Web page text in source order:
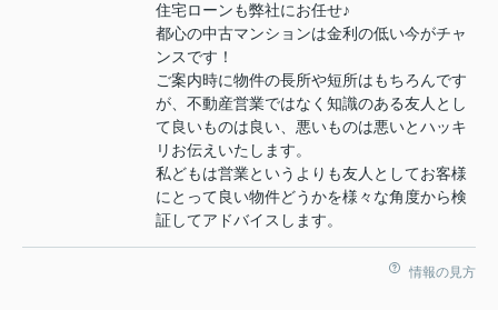
住宅ローンも弊社にお任せ♪
都心の中古マンションは金利の低い今がチャ
ンスです！
ご案内時に物件の長所や短所はもちろんです
が、不動産営業ではなく知識のある友人とし
て良いものは良い、悪いものは悪いとハッキ
リお伝えいたします。
私どもは営業というよりも友人としてお客様
にとって良い物件どうかを様々な角度から検
証してアドバイスします。
情報の見方